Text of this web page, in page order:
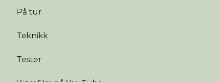
På tur
Teknikk
Tester